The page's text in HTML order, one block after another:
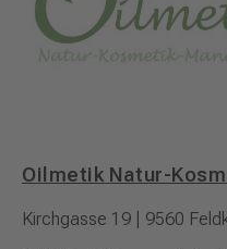
Oilmetik Natur-
Kirchgasse 19 | 9560